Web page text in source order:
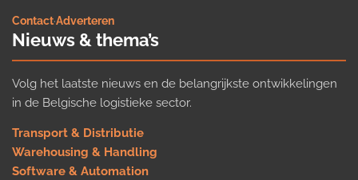
Contact·Adverteren
Nieuws & thema’s
Volg het laatste nieuws en de belangrijkste ontwikkelingen
in de Belgische logistieke sector.
Transport & Distributie
Warehousing & Handling
Software & Automation